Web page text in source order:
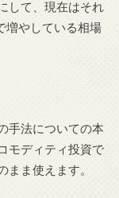
して、現在はそれ
増やしている相場
手法についての本
モディティ投資で
まま使えます。